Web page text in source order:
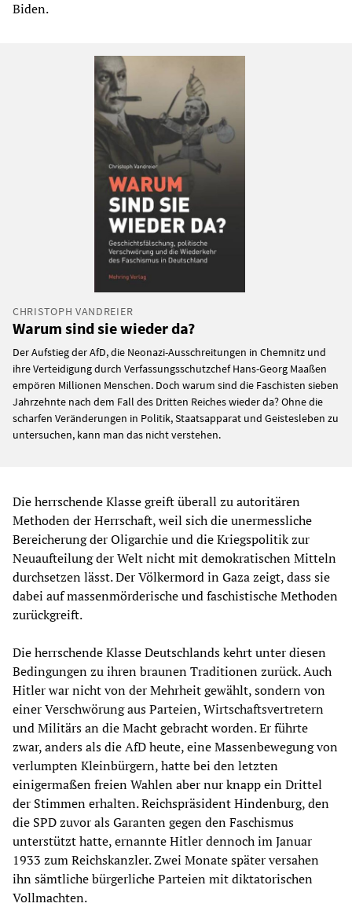
Biden.
CHRISTOPH VANDREIER
Warum sind sie wieder da?
Der Aufstieg der AfD, die Neonazi-Ausschreitungen in Chemnitz und
ihre Verteidigung durch Verfassungsschutzchef Hans-Georg Maaßen
empören Millionen Menschen. Doch warum sind die Faschisten sieben
Jahrzehnte nach dem Fall des Dritten Reiches wieder da? Ohne die
scharfen Veränderungen in Politik, Staatsapparat und Geistesleben zu
untersuchen, kann man das nicht verstehen.
Die herrschende Klasse greift überall zu autoritären
Methoden der Herrschaft, weil sich die unermessliche
Bereicherung der Oligarchie und die Kriegspolitik zur
Neuaufteilung der Welt nicht mit demokratischen Mitteln
durchsetzen lässt. Der Völkermord in Gaza zeigt, dass sie
dabei auf massenmörderische und faschistische Methoden
zurückgreift.
Die herrschende Klasse Deutschlands kehrt unter diesen
Bedingungen zu ihren braunen Traditionen zurück. Auch
Hitler war nicht von der Mehrheit gewählt, sondern von
einer Verschwörung aus Parteien, Wirtschaftsvertretern
und Militärs an die Macht gebracht worden. Er führte
zwar, anders als die AfD heute, eine Massenbewegung von
verlumpten Kleinbürgern, hatte bei den letzten
einigermaßen freien Wahlen aber nur knapp ein Drittel
der Stimmen erhalten. Reichspräsident Hindenburg, den
die SPD zuvor als Garanten gegen den Faschismus
unterstützt hatte, ernannte Hitler dennoch im Januar
1933 zum Reichskanzler. Zwei Monate später versahen
ihn sämtliche bürgerliche Parteien mit diktatorischen
Vollmachten.